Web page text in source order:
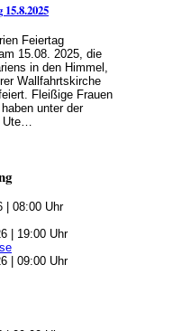
Feiertag
15.08. 2025, die
in den Himmel,
Wallfahrtskirche
Fleißige Frauen
unter der
| 08:00 Uhr
| 19:00 Uhr
| 09:00 Uhr